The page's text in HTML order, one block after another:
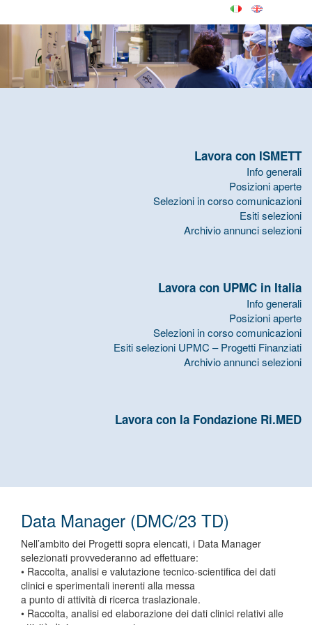
Lavora con ISMETT
Info generali
Posizioni aperte
Selezioni in corso comunicazioni
Esiti selezioni
Archivio annunci selezioni
Lavora con UPMC in Italia
Info generali
Posizioni aperte
Selezioni in corso comunicazioni
Esiti selezioni UPMC – Progetti Finanziati
Archivio annunci selezioni
Lavora con la Fondazione Ri.MED
Data Manager (DMC/23 TD)
Nell’ambito dei Progetti sopra elencati, i Data Manager
selezionati provvederanno ad effettuare:
• Raccolta, analisi e valutazione tecnico-scientifica dei dati
clinici e sperimentali inerenti alla messa
a punto di attività di ricerca traslazionale.
• Raccolta, analisi ed elaborazione dei dati clinici relativi alle